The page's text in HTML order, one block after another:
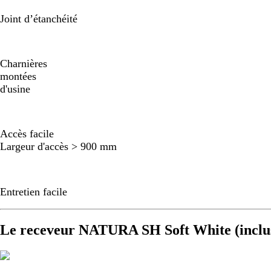
Joint d’étanchéité
Charnières
montées
d'usine
Accès facile
Largeur d'accès > 900 mm
Entretien facile
Le receveur NATURA SH Soft White